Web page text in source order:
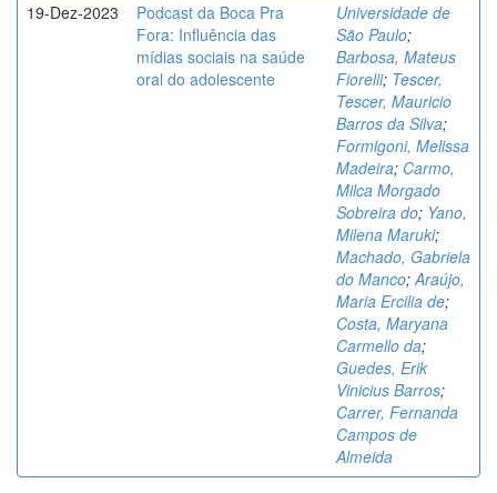
19-Dez-2023
Podcast da Boca Pra
Fora: Influência das
mídias sociais na saúde
oral do adolescente
Universidade de
São Paulo;
Barbosa, Mateus
Fiorelli; Tescer,
Tescer, Mauricio
Barros da Silva;
Formigoni, Melissa
Madeira; Carmo,
Milca Morgado
Sobreira do; Yano,
Milena Maruki;
Machado, Gabriela
do Manco;Araújo,
Maria Ercilia de;
Costa, Maryana
Carmello da;
Guedes, Erik
Vinicius Barros;
Carrer, Fernanda
Campos de
Almeida